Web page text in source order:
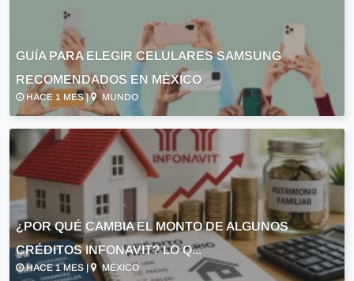
GUÍA PARA ELEGIR CELULARES SAMSUNG
RECOMENDADOS EN MÉXICO
HACE 1 MES | MUNDO
¿POR QUÉ CAMBIA EL MONTO DE ALGUNOS
CRÉDITOS INFONAVIT? LO Q...
HACE 1 MES | MÉXICO